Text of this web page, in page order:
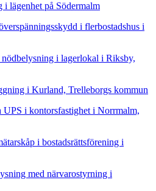
i lägenhet på Södermalm
i flerbostadshus i
i lagerlokal i Riksby,
i Kurland, Trelleborgs kommun
UPS i kontorsfastighet i Norrmalm,
i bostadsrättsförening i
med närvarostyrning i